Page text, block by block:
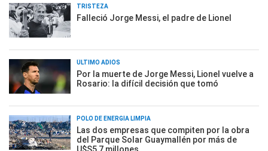
TRISTEZA
Falleció Jorge Messi, el padre de Lionel
ÚLTIMO ADIÓS
Por la muerte de Jorge Messi, Lionel vuelve a
Rosario: la difícil decisión que tomó
POLO DE ENERGÍA LIMPIA
Las dos empresas que compiten por la obra
del Parque Solar Guaymallén por más de